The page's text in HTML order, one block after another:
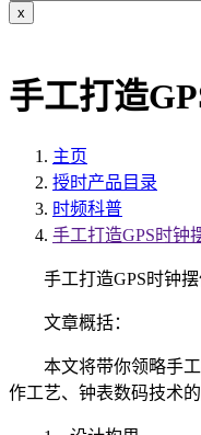
x
手工打造
主页
授时产品目录
时频科普
手工打造GPS时钟
手工打造GPS时钟摆
文章概括：
本文将带你领略手工
作工艺、钟表数码技术